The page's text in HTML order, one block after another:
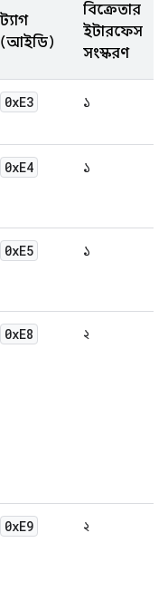
ট্যাগ
(আইডি)
বিক্রেতার
ইন্টারফেস
সংস্করণ
0xE3 ১
0xE4 ১
0xE5 ১
0xE8 ২
0xE9 ২